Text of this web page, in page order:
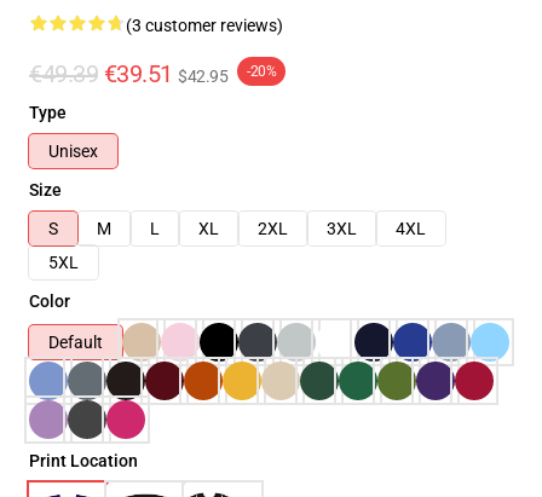
(3 customer reviews)
€49.39 €39.51 $42.95 -20%
Type
Unisex
Size
S
M L XL 2XL 3XL
4XL
5XL
Color
Default
Print Location